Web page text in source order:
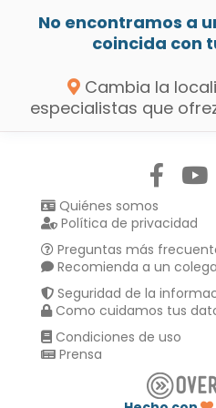
No encontramos a
coincida con
Cambia la
especialistas que
Quiénes somos
Política de privacidad
Preguntas más
Recomienda a un colega
Seguridad de la
Como cuidamos tus
Condiciones de uso
Prensa